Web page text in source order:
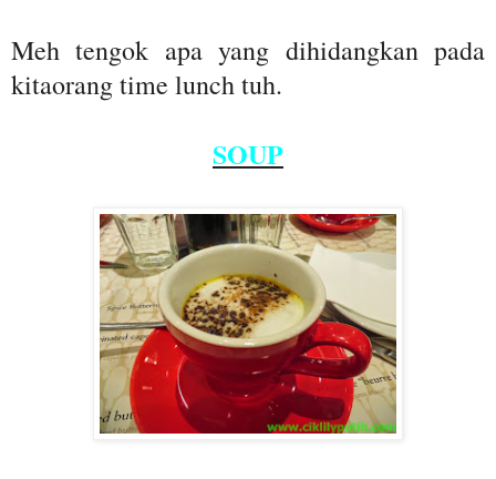
Meh tengok apa yang dihidangkan pada
kitaorang time lunch tuh.
SOUP